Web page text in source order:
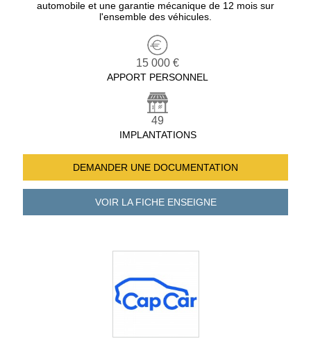
automobile et une garantie mécanique de 12 mois sur
l'ensemble des véhicules.
15 000 €
APPORT PERSONNEL
49
IMPLANTATIONS
DEMANDER UNE DOCUMENTATION
VOIR LA FICHEENSEIGNE